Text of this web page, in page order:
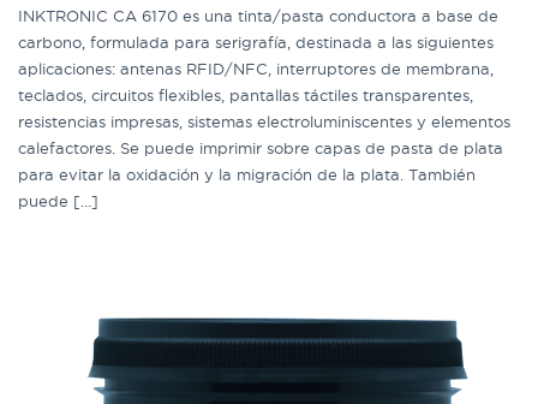
INKTRONIC CA 6170 es una tinta/pasta conductora a base de
carbono, formulada para serigrafía, destinada a las siguientes
aplicaciones: antenas RFID/NFC, interruptores de membrana,
teclados, circuitos flexibles, pantallas táctiles transparentes,
resistencias impresas, sistemas electroluminiscentes y elementos
calefactores. Se puede imprimir sobre capas de pasta de plata
para evitar la oxidación y la migración de la plata. También
puede […]